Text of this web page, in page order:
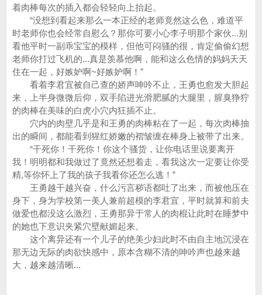
着肉棒每次的插入都会轻轻向上抬起。
“没想到看起来那么一本正经的老师竟然这么色，难道平
时老师你也会经常自慰么？那你可要小心李子明那个家伙...别
看他平时一副乖宝宝的模样，但他可闷骚的很，肯定偷偷幻想
老师你打过飞机的...真是羡慕他啊，能和这么色情的妈妈天天
住在一起，好嫉妒啊~好嫉妒啊！”
看着李君宜被自己查的娇声呻吟不止，王勇也愈发大胆起
来，上半身微微后仰，双手陷进光滑肥腻的大腿里，腥臭狰狞
的肉棒在美味的白虎小穴内狂插不止。
穴内的肉壁几乎是和王勇的肉棒粘在了一起，每次肉棒抽
出的瞬间，都能看到猩红娇嫩的褶皱缠在棒身上被带了出来。
“干死你！干死你！你这个骚货，让你电话里说要离开
我！明明都和我做过了竟然还想着走，看我这次一定要让你受
精,等你怀上了我的孩子我看你还怎么逃！”
王勇越干越兴奋，什么污言秽语都吐了出来，而被他压在
身下，身为学校第一美人兼前超模的李君宜，平时就算和前夫
做爱也都没这么激烈，王勇那异于常人的肉棍让此时在睡梦中
的她也下意识夹紧穴壁献媚起来。
这个离异还有一个儿子的绝美少妇此时不由自主地沉浸在
那无边无际的肉欲快感中，原本含糊不清的呻吟声也越来越
大，越来越清晰...